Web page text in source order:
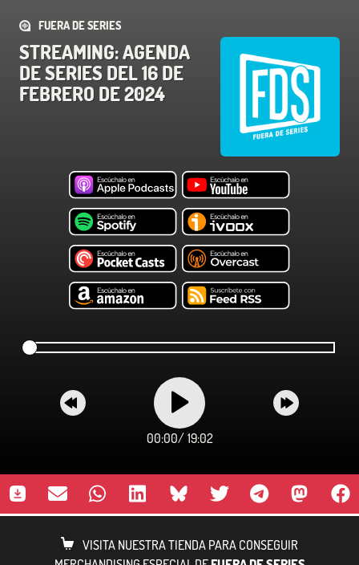
FUERA DE SERIES
STREAMING: AGENDA
DE SERIES DEL 16 DE
FEBRERO DE 2024
00:00/ 19:02
VISITA NUESTRA TIENDA PARA CONSEGUIR